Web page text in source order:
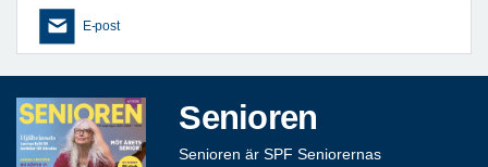
E-post
Senioren
Senioren är SPF Seniorernas